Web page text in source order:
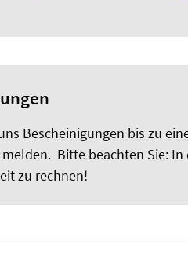
Bescheinigungen bis zu
Bitte beachten Sie:
zu rechnen!